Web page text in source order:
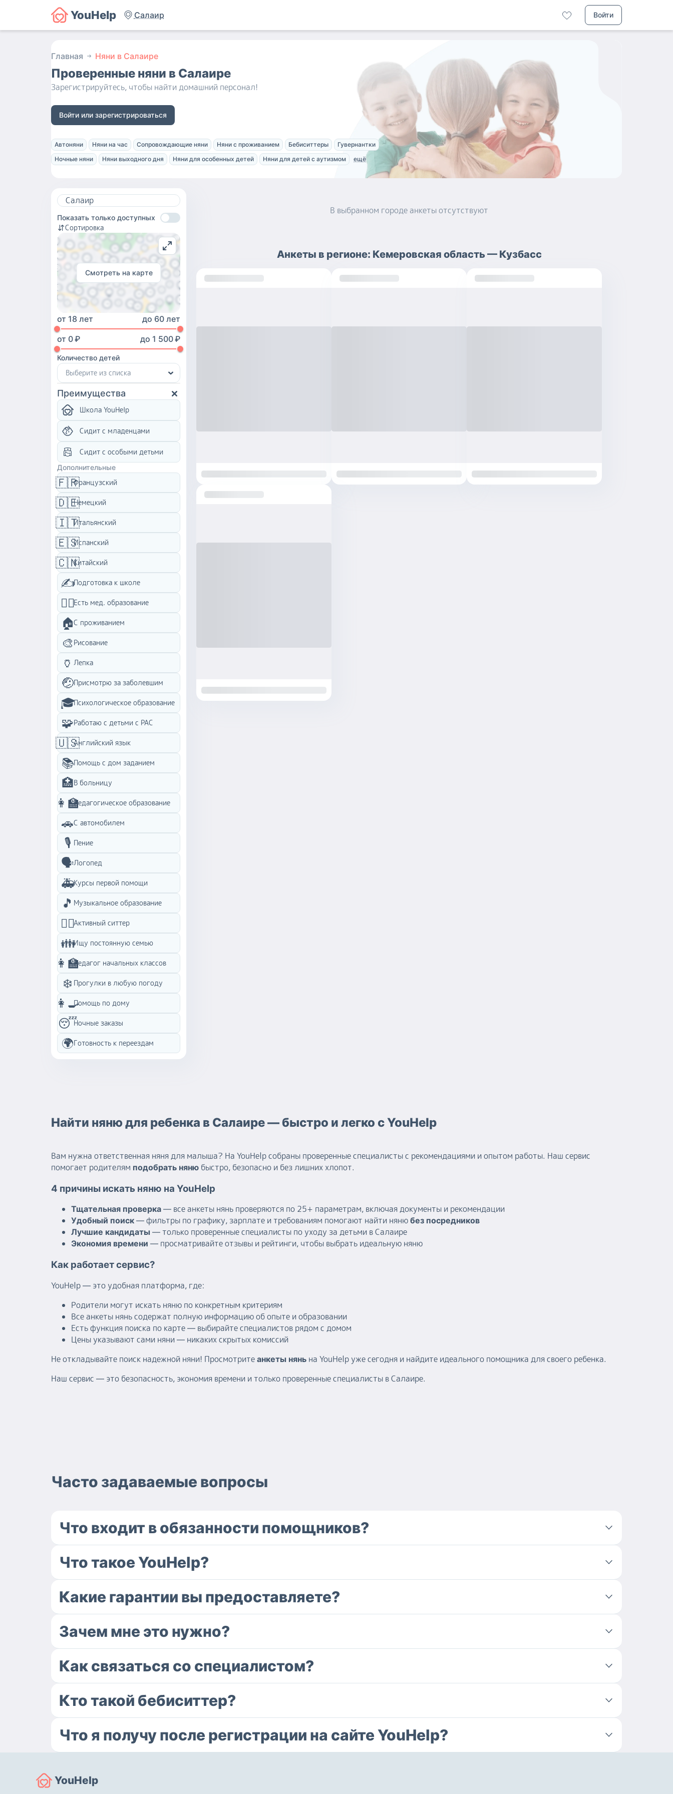
YouHelp Салаир Войти
Главная Няни в Салаире
Проверенные няни в Салаире
Зарегистрируйтесь, чтобы найти домашний персонал!
Войти или зарегистрироваться
Автоняни Няни на час Сопровождающие няни Няни с проживанием Бебиситтеры
Гувернантки
Ночные няни
Няни выходного дня Няни для особенных детей Няни для детей с аутизмом ещё
Показать только доступных
Сортировка
Смотреть на карте
от 18 лет до 60 лет
от 0₽ до 1 500₽
Количество детей
Выберите из списка
Преимущества
Школа YouHelp
Сидит с младенцами
Сидит с особыми детьми
Дополнительные
🇫🇷Французский
🇩🇪Немецкий
🇮🇹Итальянский
🇪🇸Испанский
🇨🇳Китайский
✍️Подготовка к школе
👩‍⚕️Есть мед. образование
🏠C проживанием
🎨 Рисование
🏺 Лепка
🤕Присмотрю за заболевшим
🎓Психологическое образование
🧩Работаю с детьми с PAC
🇺🇸Английский язык
📚Помощь с дом заданием
🏥В больницу
👩‍🏫Педагогическое образование
🚗С автомобилем
🎙️ Пение
🗣️Логопед
🚑Курсы первой помощи
🎵 Музыкальное образование
🏃‍♀️Активный ситтер
👪Ищу постоянную семью
👩‍🏫Педагог начальных классов
❄️ Прогулки в любую погоду
👩‍🍳Помощь по дому
😴Ночные заказы
🌍Готовность к переездам
В выбранном городе анкеты отсутствуют
Анкеты в регионе: Кемеровская область — Кузбасс
Найти няню для ребенка в Салаире — быстро и легко с YouHelp
Вам нужна ответственная няня для малыша? На YouHelp собраны проверенные специалисты с рекомендациями и опытом работы. Наш сервис
помогает родителям подобрать няню быстро, безопасно и без лишних хлопот.
4 причины искать няню на YouHelp
Тщательная проверка — все анкеты нянь проверяются по 25+ параметрам, включая документы и рекомендации
Удобный поиск — фильтры по графику, зарплате и требованиям помогают найти няню без посредников
Лучшие кандидаты — только проверенные специалисты по уходу за детьми в Салаире
Экономия времени — просматривайте отзывы и рейтинги, чтобы выбрать идеальную няню
Как работает сервис?
YouHelp — это удобная платформа, где:
Родители могут искать няню по конкретным критериям
Все анкеты нянь содержат полную информацию об опыте и образовании
Есть функция поиска по карте — выбирайте специалистов рядом с домом
Цены указывают сами няни — никаких скрытых комиссий
Не откладывайте поиск надежной няни! Просмотрите анкеты нянь на YouHelp уже сегодня и найдите идеального помощника для своего ребенка.
Наш сервис — это безопасность, экономия времени и только проверенные специалисты в Салаире.
Часто задаваемые вопросы
Что входит в обязанности помощников?
Что такое YouHelp?
Какие гарантии вы предоставляете?
Зачем мне это нужно?
Как связаться со специалистом?
Кто такой бебиситтер?
Что я получу после регистрации на сайте YouHelp?
YouHelp